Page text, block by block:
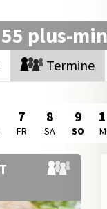
plus-
Termine
7
FR
8
SA
9
SO